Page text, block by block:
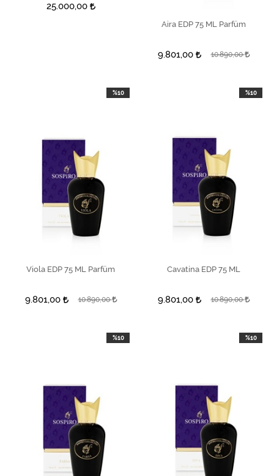
25.000,00
SEPETE EKLE
Aira EDP 75 ML Parfüm
9.801,00 10.890,00
SEPETE EKLE
Viola EDP 75 ML Parfüm
9.801,00 10.890,00
%10
SEPETE EKLE
Cavatina EDP 75 ML
9.801,00 10.890,00
%10
%10 %10